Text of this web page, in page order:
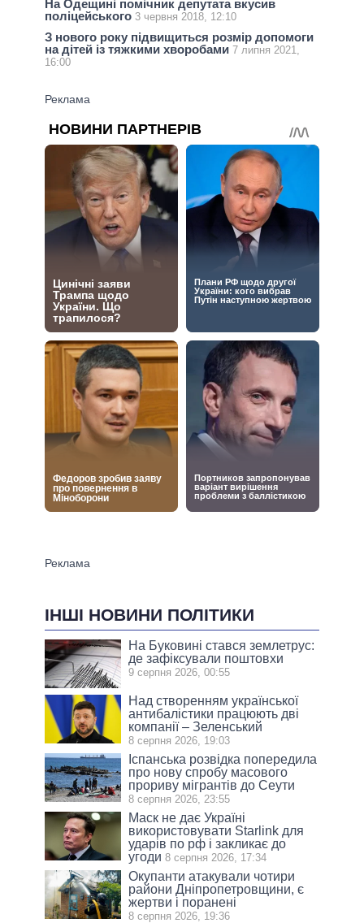
На Одещині помічник депутата вкусив
поліцейського 3 червня 2018, 12:10
З нового року підвищиться розмір допомоги
на дітей із тяжкими хворобами 7 липня 2021,
16:00
ІНШІ НОВИНИ ПОЛІТИКИ
На Буковині стався землетрус:
де зафіксували поштовхи
9 серпня 2026, 00:55
Над створенням української
антибалістики працюють дві
компанії – Зеленський
8 серпня 2026, 19:03
Іспанська розвідка попередила
про нову спробу масового
прориву мігрантів до Сеути
8 серпня 2026, 23:55
Маск не дає Україні
використовувати Starlink для
ударів по рф і закликає до
угоди 8 серпня 2026, 17:34
Окупанти атакували чотири
райони Дніпропетровщини, є
жертви і поранені
8 серпня 2026, 19:36